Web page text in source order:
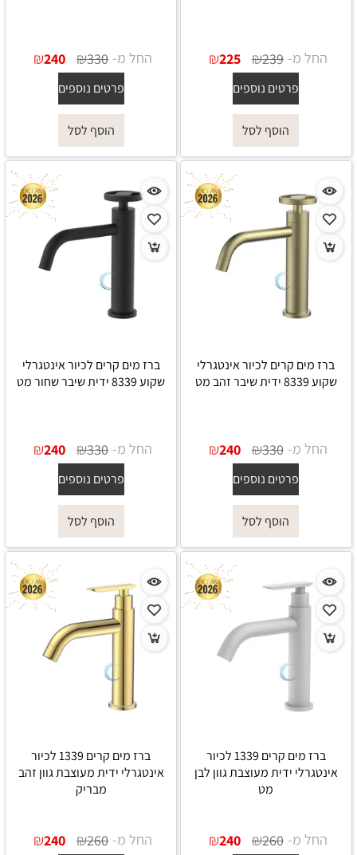
החל מ- ₪239
₪225
פרטים נוספים
הוסף לסל
החל מ- ₪330
₪240
פרטים נוספים
הוסף לסל
ברז מים קרים לכיור אינטגרלי
שקוע 8339 ידית שיבר זהב מט
החל מ- ₪330
₪240
פרטים נוספים
הוסף לסל
ברז מים קרים לכיור אינטגרלי
שקוע 8339 ידית שיבר שחור מט
החל מ- ₪330
₪240
פרטים נוספים
הוסף לסל
ברז מים קרים 1339 לכיור
אינטגרלי ידית מעוצבת גוון לבן
מט
החל מ- ₪260
₪240
ברז מים קרים 1339 לכיור
אינטגרלי ידית מעוצבת גוון זהב
מבריק
החל מ- ₪260
₪240